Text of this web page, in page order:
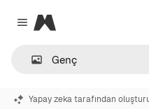
Close menu
Magnific
Yapay zeka tarafından